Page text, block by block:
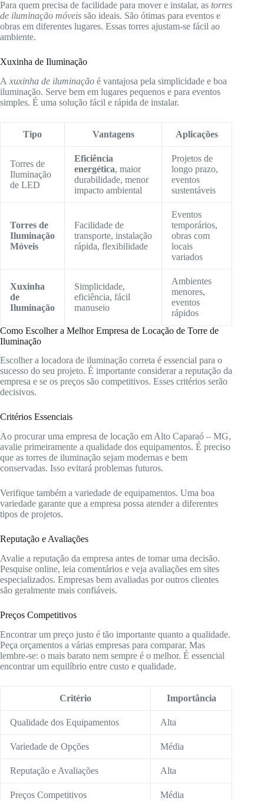
Para quem precisa de facilidade para mover e instalar, as torres
de iluminação móveis são ideais. São ótimas para eventos e
obras em diferentes lugares. Essas torres ajustam-se fácil ao
ambiente.
Xuxinha de Iluminação
A xuxinha de iluminação é vantajosa pela simplicidade e boa
iluminação. Serve bem em lugares pequenos e para eventos
simples. É uma solução fácil e rápida de instalar.
Tipo Vantagens Aplicações
Torres de
Iluminação
de LED
Eficiência
energética, maior
durabilidade, menor
impacto ambiental
Projetos de
longo prazo,
eventos
sustentáveis
Torres de
Iluminação
Móveis
Facilidade de
transporte, instalação
rápida, flexibilidade
Eventos
temporários,
obras com
locais
variados
Xuxinha
de
Iluminação
Simplicidade,
eficiência, fácil
manuseio
Ambientes
menores,
eventos
rápidos
Como Escolher a Melhor Empresa de Locação de Torre de
Iluminação
Escolher a locadora de iluminação correta é essencial para o
sucesso do seu projeto. É importante considerar a reputação da
empresa e se os preços são competitivos. Esses critérios serão
decisivos.
Critérios Essenciais
Ao procurar uma empresa de locação em Alto Caparaó – MG,
avalie primeiramente a qualidade dos equipamentos. É preciso
que as torres de iluminação sejam modernas e bem
conservadas. Isso evitará problemas futuros.
Verifique também a variedade de equipamentos. Uma boa
variedade garante que a empresa possa atender a diferentes
tipos de projetos.
Reputação e Avaliações
Avalie a reputação da empresa antes de tomar uma decisão.
Pesquise online, leia comentários e veja avaliações em sites
especializados. Empresas bem avaliadas por outros clientes
são geralmente mais confiáveis.
Preços Competitivos
Encontrar um preço justo é tão importante quanto a qualidade.
Peça orçamentos a várias empresas para comparar. Mas
lembre-se: o mais barato nem sempre é o melhor. É essencial
encontrar um equilíbrio entre custo e qualidade.
Critério Importância
Qualidade dos Equipamentos Alta
Variedade de Opções Média
Reputação e Avaliações Alta
Preços Competitivos
Média